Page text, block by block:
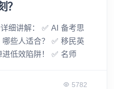
？
细讲解： ✅ AI 备考思
些人适合？ ✅ 移民英
低效陷阱！ ✅ 名师
5782